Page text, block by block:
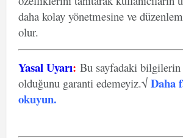
daha kolay yönetmesine ve
olur.
Yasal Uyarı: Bu sayfadaki bilgilerin
olduğunu garanti edemeyiz.√ Daha
okuyun.